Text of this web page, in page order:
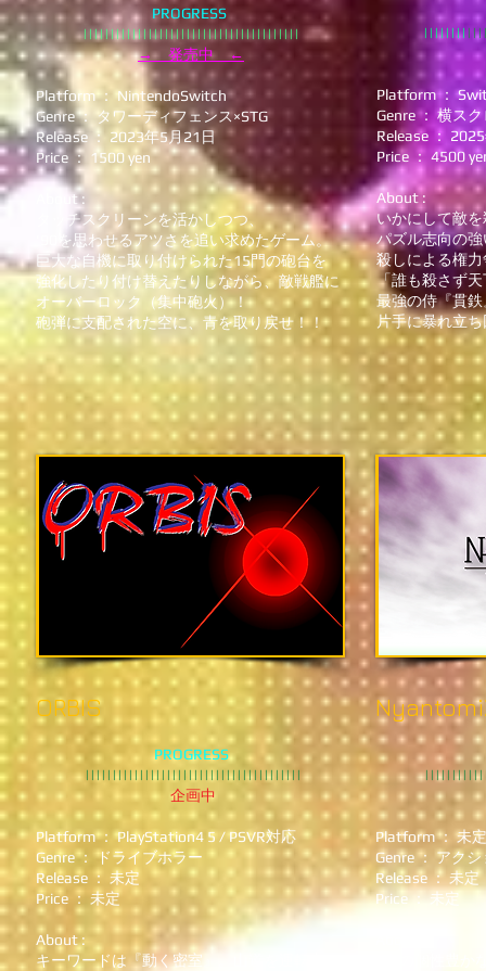
PROGRESS
||||||||||| | |||||| |||||||| ||||||||||||||
→ 発売中 ←
Platform ： NintendoSwitch
Genre ： タワーディフェンス×STG
Release ： 2023年5月21日
Price ： 1500 yen
About :
タッチスクリーンを活かしつつ、
'90を思わせるアツさを追い求めたゲーム。
巨大な自機に取り付けられた15門の砲台を
強化したり付け替えたりしながら、敵戦艦に
オーバーロック（集中砲火）！
砲弾に支配された空に、青を取り戻せ！！
||||||||
Platform ：
Genre ： 横ス
Release ：
Price ： 4500
About :
いかにして敵
パズル志向の
殺しによる権
「誰も殺さず
最強の侍『貫
片手に暴れ立
ORBIS
PROGRESS
||||||||||||||||||||||||||||||||||||||||
企画中
Platform ： PlayStation4 5 / PSVR対応
Genre ： ドライブホラー
Release ： 未定
Price ： 未定
About :
キーワードは『動く密室』。山道を運転中に
Platform ： 未定
Genre ： アクシ
Release ： 未定
Price ： 未定